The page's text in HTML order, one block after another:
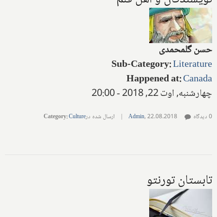
حسن گلمحمدی
Sub-Category:Literature
Happened at:Canada
چهارشنبه, اوت 22, 2018 - 20:00
Admin,22.08.2018
| ارسال شده در Category:Culture 0 دیدگاه
تابستان تورنتو